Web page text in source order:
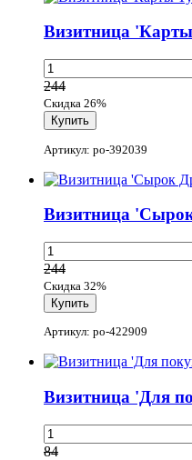
Визитница
244
Скидка 26%
Артикул: po-392039
Визитница
244
Скидка 32%
Артикул: po-422909
Визитница 'Для
84